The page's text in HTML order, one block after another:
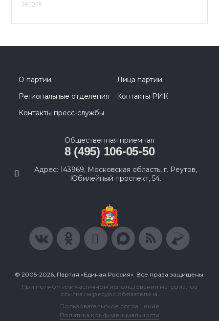
26.12.19
О партии
Лица партии
Региональные отделения
Контакты РИК
Контакты пресс-службы
Общественная приемная
8 (495) 106-05-50
Адрес: 143969, Московская область, г. Реутов,
Юбилейный проспект, 54.
© 2005-2026, Партия «Единая Россия». Все права защищены.
При полном или частичном использовании материалов
ссылка на ресурс обязательна.
Пользовательское соглашение
Политика конфиденциальности